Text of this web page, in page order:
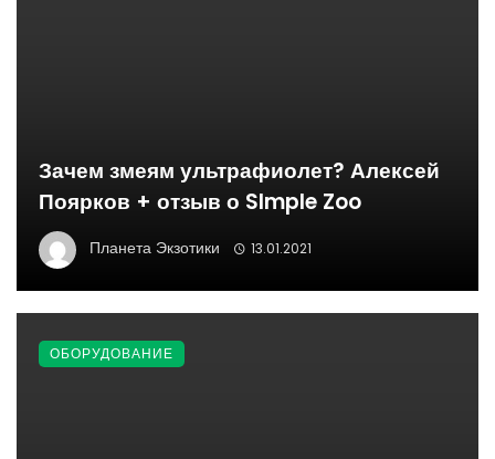
Зачем змеям ультрафиолет? Алексей
Поярков + отзыв о SImple Zoo
Планета Экзотики 13.01.2021
ОБОРУДОВАНИЕ